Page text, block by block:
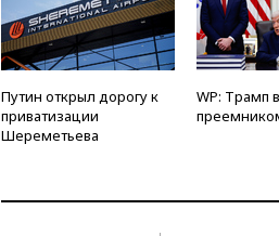
Путин открыл дорогу к
приватизации
Шереметьева
WP: Трамп